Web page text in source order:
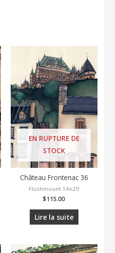
EN RUPTURE DE
STOCK
Château Frontenac 36
Flushmount 14x20
$115.00
Lire la suite